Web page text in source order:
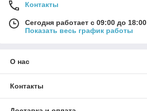
Контакты
Сегодня работает с 09:00 до 18:00
Показать весь график работы
О нас
Контакты